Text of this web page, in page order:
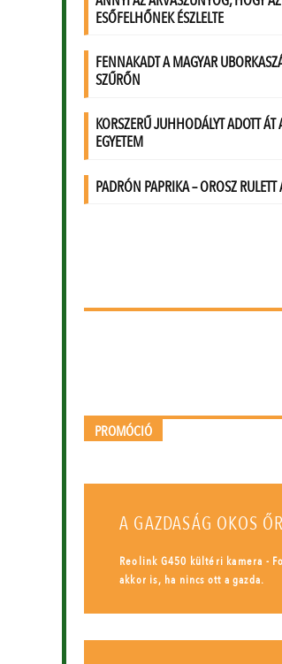
PROMÓCIÓ
A GAZDASÁG OKOS
Reolink G450 kültéri kamera -
akkor is, ha nincs ott a gazda.